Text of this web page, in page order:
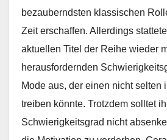
bezauberndsten klassischen
Zeit erschaffen. Allerdings
aktuellen Titel der Reihe wieder
herausfordernden
Mode aus, der einen nicht selten
treiben könnte. Trotzdem solltet
Schwierigkeitsgrad nicht